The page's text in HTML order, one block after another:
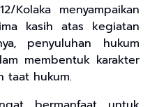
Kolaka menyampaikan
kasih atas kegiatan
penyuluhan hukum
membentuk karakter
taat hukum.